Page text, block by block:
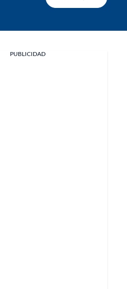
PUBLICIDAD